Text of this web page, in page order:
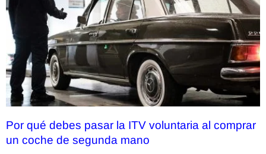
Por qué debes pasar la ITV voluntaria al comprar
un coche de segunda mano